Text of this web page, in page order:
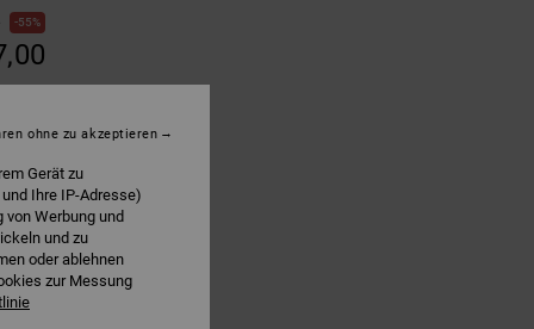
55%
black/grey
Gerät zu
Ihre IP-Adresse)
Werbung und
und zu
oder ablehnen
zur Messung
ohne zu akzeptieren